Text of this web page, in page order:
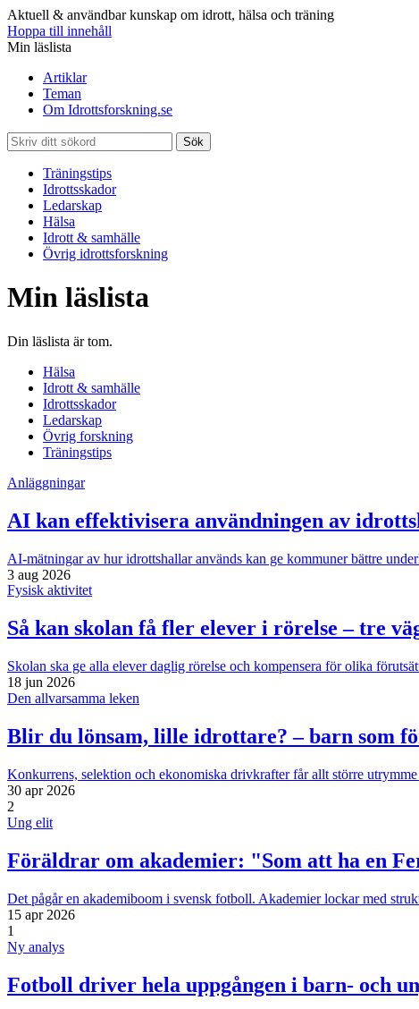
Aktuell & användbar kunskap om idrott, hälsa och träning
Hoppa till innehåll
Min läslista
Artiklar
Teman
Om Idrottsforskning.se
Sök
Träningstips
Idrottsskador
Ledarskap
Hälsa
Idrott & samhälle
Övrig idrottsforskning
Min läslista
Din läslista är tom.
Hälsa
Idrott & samhälle
Idrottsskador
Ledarskap
Övrig forskning
Träningstips
Anläggningar
AI kan effektivisera användningen av
AI-mätningar av hur idrottshallar används kan ge kommuner bättre
3 aug 2026
Fysisk aktivitet
Så kan skolan få fler elever i rörelse – tre
Skolan ska ge alla elever daglig rörelse och kompensera för olika
18 jun 2026
Den allvarsamma leken
Blir du lönsam, lille idrottare? – barn som
Konkurrens, selektion och ekonomiska drivkrafter får allt större
30 apr 2026
2
Ung elit
Föräldrar om akademier: "Som att ha en
Det pågår en akademiboom i svensk fotboll. Akademier lockar med
15 apr 2026
1
Ny analys
Fotboll driver hela uppgången i barn- och